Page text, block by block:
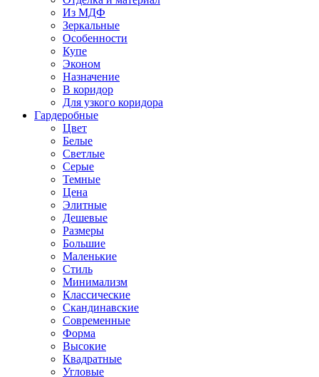
Из МДФ
Зеркальные
Особенности
Купе
Эконом
Назначение
В коридор
Для узкого коридора
Гардеробные
Цвет
Белые
Светлые
Серые
Темные
Цена
Элитные
Дешевые
Размеры
Большие
Маленькие
Стиль
Минимализм
Классические
Скандинавские
Современные
Форма
Высокие
Квадратные
Угловые